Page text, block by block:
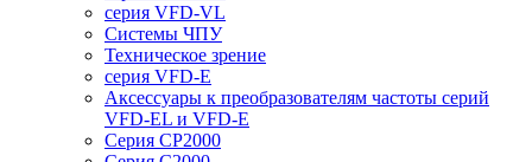
серия VFD-VL
Системы ЧПУ
Техническое зрение
серия VFD-E
Аксессуары к преобразователям частоты серий
VFD-EL и VFD-E
Серия CP2000